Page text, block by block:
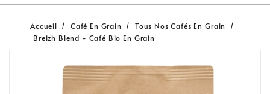
Accueil Café En Grain
Tous Nos Cafés En Grain
Breizh Blend - Café Bio En Grain